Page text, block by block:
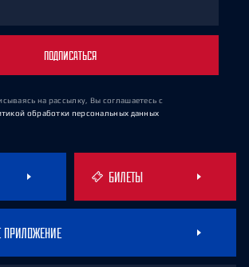
ПОДПИСАТЬСЯ
на рассылку, Вы соглашаетесь с
обработки персональных данных
БИЛЕТЫ
ПРИЛОЖЕНИЕ